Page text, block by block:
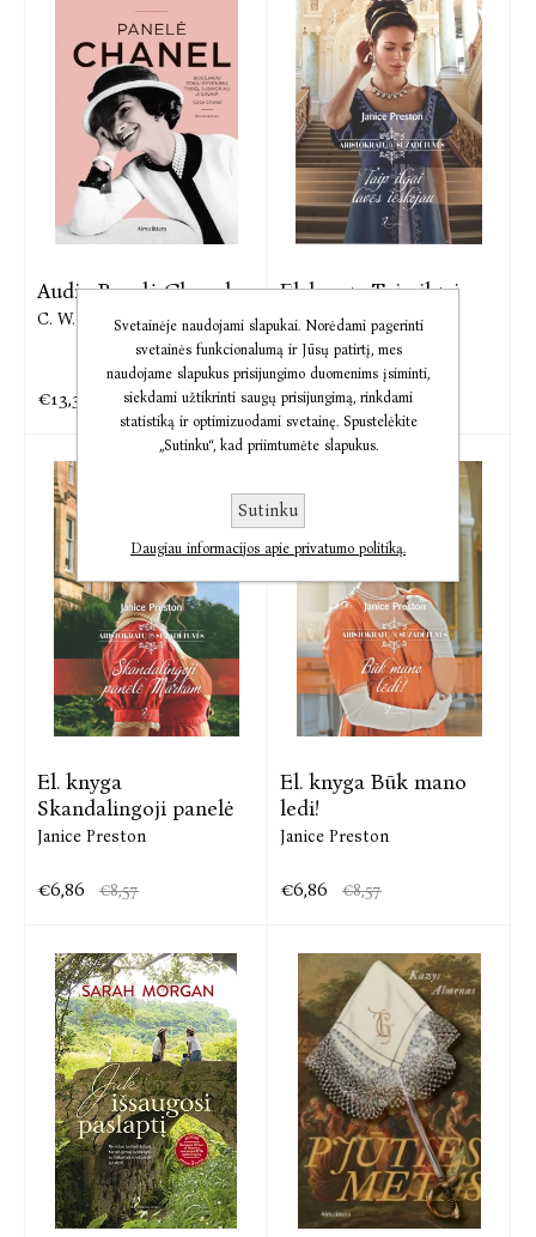
Audio Panelė Chanel
C. W. Gortner
€13,35 €16,69
El. knyga Taip ilgai
tavęs ...
Janice Preston
€6,86 €8,57
El. knyga
Skandalingoji panelė
Janice Preston
€6,86 €8,57
El. knyga Būk mano
ledi!
Janice Preston
€6,86 €8,57
Svetainėje naudojami slapukai. Norėdami pagerinti
svetainės funkcionalumą ir Jūsų patirtį, mes
naudojame slapukus prisijungimo duomenims įsiminti,
siekdami užtikrinti saugų prisijungimą, rinkdami
statistiką ir optimizuodami svetainę. Spustelėkite
„Sutinku“, kad priimtumėte slapukus.
Sutinku
Daugiau informacijos apie privatumo politiką.